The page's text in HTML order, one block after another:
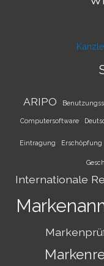
ARIPO
Computersoftware
Eintragung Erschöpfung
Internationale